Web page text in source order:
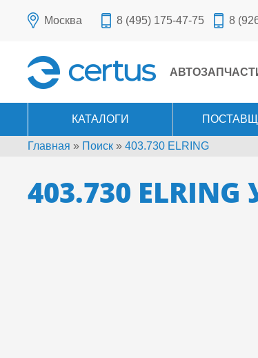
Москва 8 (495) 175-47-75 8
КАТАЛОГИ
Главная » Поиск » 403.730 ELRING
403.730